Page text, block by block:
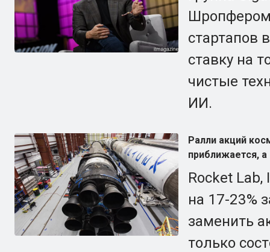
стартапов
ставку на
чистые
ИИ.
Ралли акций
приближается,
Rocket
на 17-23%
заменить
только